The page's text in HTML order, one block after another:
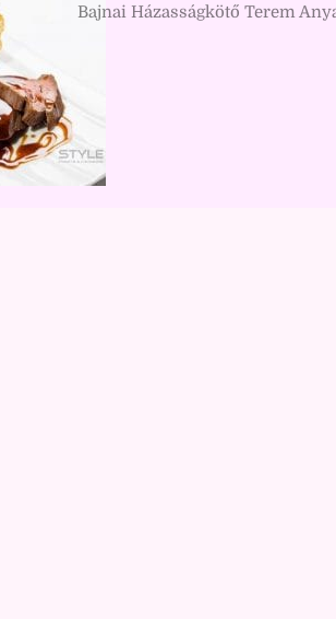
Bajnai Házasságkötő Terem